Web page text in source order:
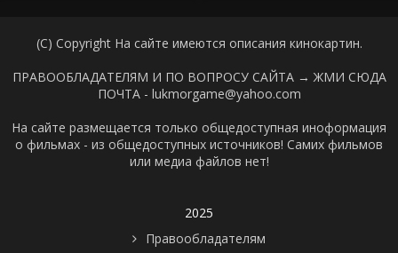
(C) Copyright На сайте имеются описания кинокартин.
ПРАВООБЛАДАТЕЛЯМ И ПО ВОПРОСУ САЙТА → ЖМИ СЮДА
ПОЧТА - lukmorgame@yahoo.com
На сайте размещается только общедоступная иноформация
о фильмах - из общедоступных источников! Самих фильмов
или медиа файлов нет!
2025
Правообладателям